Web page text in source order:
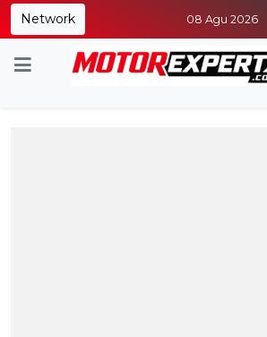
Network 08 Agu 2026